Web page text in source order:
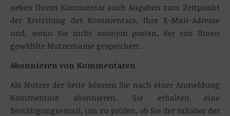
neben Ihrem Kommentar auch Angaben zum Zeitpunkt
der Erstellung des Kommentars, Ihre E-Mail-Adresse
und, wenn Sie nicht anonym posten, der von Ihnen
gewählte Nutzername gespeichert.
Abonnieren von Kommentaren
Als Nutzer der Seite können Sie nach einer Anmeldung
Kommentare abonnieren. Sie erhalten eine
Bestätigungsemail, um zu prüfen, ob Sie der Inhaber der